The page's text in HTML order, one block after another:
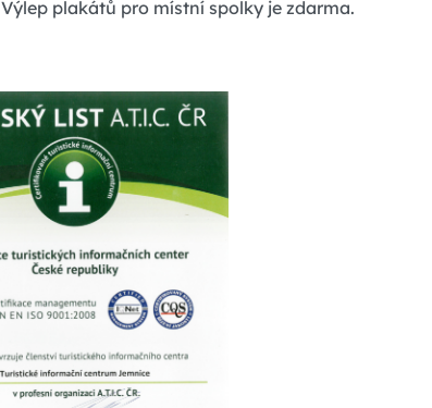
Výlep plakátů pro místní spolky je zdarma.